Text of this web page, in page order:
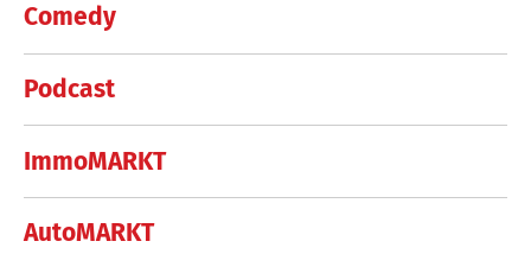
Comedy
Podcast
ImmoMARKT
AutoMARKT